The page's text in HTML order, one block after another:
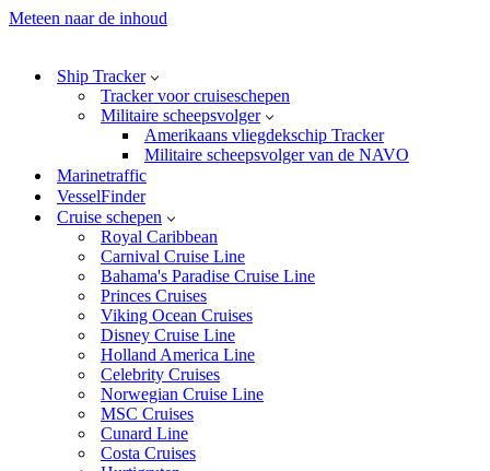
Meteen naar de inhoud
Ship Tracker
Tracker voor cruiseschepen
Militaire scheepsvolger
Amerikaans vliegdekschip Tracker
Militaire scheepsvolger van de NAVO
Marinetraffic
VesselFinder
Cruise schepen
Royal Caribbean
Carnival Cruise Line
Bahama's Paradise Cruise Line
Princes Cruises
Viking Ocean Cruises
Disney Cruise Line
Holland America Line
Celebrity Cruises
Norwegian Cruise Line
MSC Cruises
Cunard Line
Costa Cruises